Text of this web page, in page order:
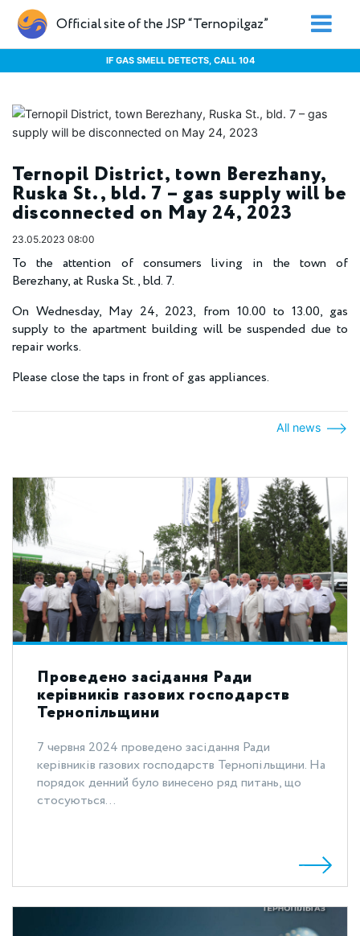
Official site of the JSP “Ternopilgaz”
IF GAS SMELL DETECTS, CALL 104
Ternopil District, town Berezhany,
Ruska St., bld. 7 – gas supply will be
disconnected on May 24, 2023
23.05.2023 08:00
To the attention of consumers living in the town of
Berezhany, at Ruska St., bld. 7.
On Wednesday, May 24, 2023, from 10.00 to 13.00, gas
supply to the apartment building will be suspended due to
repair works.
Please close the taps in front of gas appliances.
All news
Проведено засідання Ради
керівників газових господарств
Тернопільщини
7 червня 2024 проведено засідання Ради
керівників газових господарств Тернопільщини. На
порядок денний було винесено ряд питань, що
стосуються...